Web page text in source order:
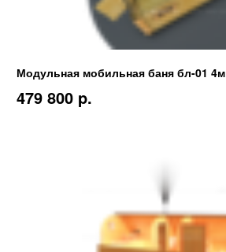
Модульная мобильная баня бл-01 4м
479 800 p.